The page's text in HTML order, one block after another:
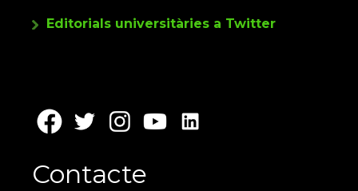
Editorials universitàries a Twitter
Contacte